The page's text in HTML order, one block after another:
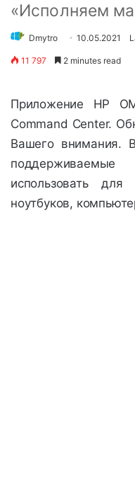
«Исполняем
Dmytro 10.05.2021
11 797 2 minutes read
Приложение HP
Command Center.
Вашего внимания.
использовать
ноутбуков,